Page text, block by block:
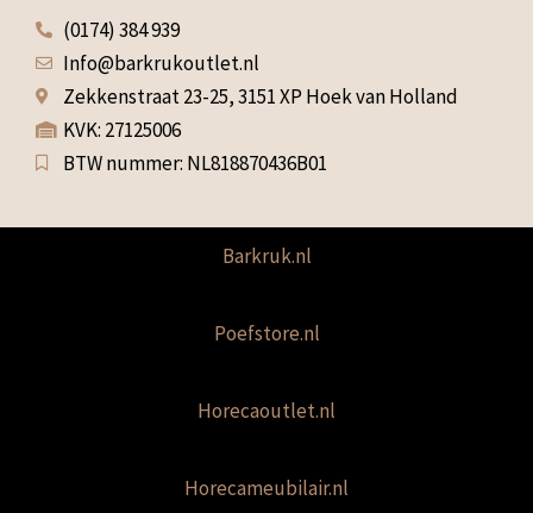
(0174) 384 939
Info@barkrukoutlet.nl
Zekkenstraat 23-25, 3151 XP Hoek van Holland
KVK: 27125006
BTW nummer: NL818870436B01
Barkruk.nl
Poefstore.nl
Horecaoutlet.nl
Horecameubilair.nl